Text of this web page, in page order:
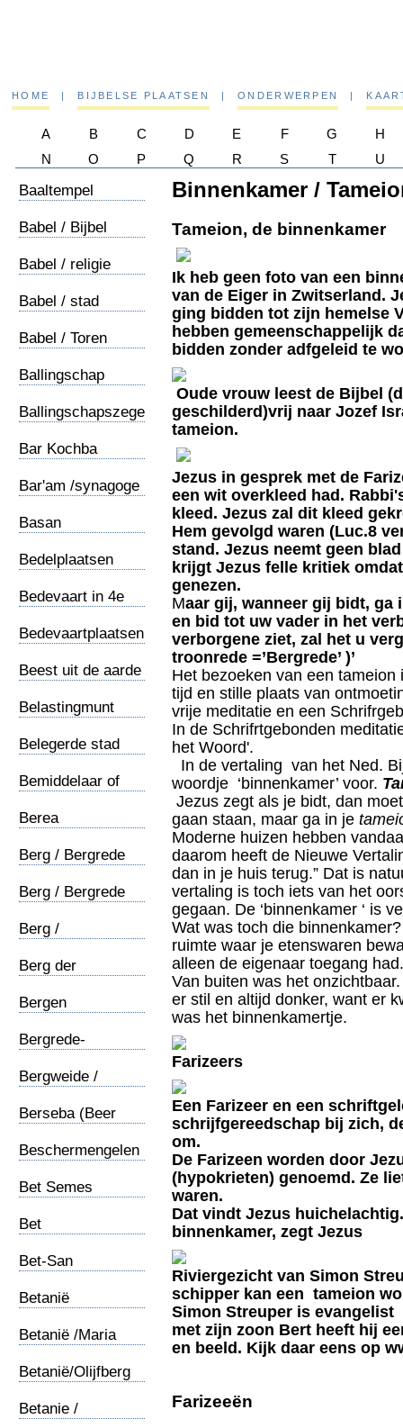
HOME | BIJBELSE PLAATSEN | ONDERWERPEN |
A B C D E F G
H
N
O P Q R S T U
Baaltempel
Babel / Bijbel
Babel / religie
Babel / stad
Babel / Toren
Ballingschap
Ballingschapszegel
Bar Kochba
Bar'am /synagoge
Basan
Bedelplaatsen
Bedevaart in 4e
Bedevaartplaatsen
Beest uit de aarde
Belastingmunt
Belegerde stad
Bemiddelaar of
Berea
Berg / Bergrede
Berg / Bergrede
Berg /
Berg der
Bergen
Bergrede-
Bergweide /
Berseba (Beer
Beschermengelen
Bet Semes
Bet
Bet-San
Betanië
Betanië /Maria
Betanië/Olijfberg
Betanie /
Binnenkamer /
Tameion, de binnenkamer
Ik heb geen foto van een
van de Eiger in Zwitserland.
ging bidden tot zijn hemelse
hebben gemeenschappelijk
bidden zonder adfgeleid te
Oude vrouw leest de Bijbel
geschilderd)vrij naar Jozef
tameion.
Jezus in gesprek met de
een wit overkleed had.
kleed. Jezus zal dit kleed
Hem gevolgd waren (Luc.8
stand. Jezus neemt geen
krijgt Jezus felle kritiek
genezen.
Maar gij, wanneer gij bidt, ga
en bid tot uw vader in het
verborgene ziet, zal het u
troonrede =’Bergrede’ )’
Het bezoeken van een
tijd en stille plaats van
vrije meditatie en een
In de Schrifrtgebonden
het Woord'.
In de vertaling van het Ned.
woordje ‘binnenkamer’ voor.
Jezus zegt als je bidt, dan
gaan staan, maar ga in je
Moderne huizen hebben
daarom heeft de Nieuwe
dan in je huis terug.” Dat is
vertaling is toch iets van het
gegaan. De ‘binnenkamer ‘ is
Wat was toch die
ruimte waar je etenswaren
alleen de eigenaar toegang
Van buiten was het
er stil en altijd donker, want er
was het binnenkamertje.
Farizeers
Een Farizeer en een
schrijfgereedschap bij zich,
om.
De Farizeen worden door
(hypokrieten) genoemd. Ze
waren.
Dat vindt Jezus
binnenkamer, zegt Jezus
Riviergezicht van Simon
schipper kan een tameion
Simon Streuper is
met zijn zoon Bert heeft hij
en beeld. Kijk daar eens op
Farizeeën